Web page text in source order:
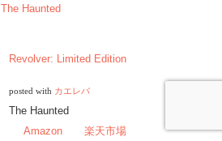
The Haunted
Revolver: Limited Edition
posted with カエレバ
The Haunted
Amazon
楽天市場